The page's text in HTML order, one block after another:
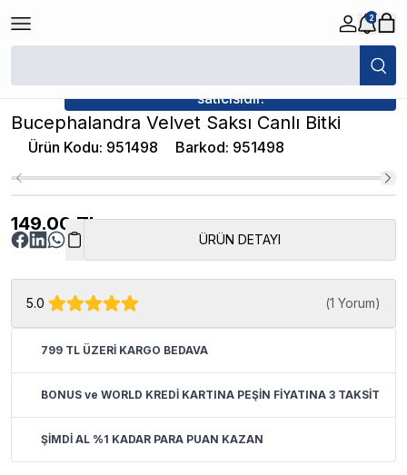
2
/
satıcısıdır.
Bucephalandra Velvet Saksı Canlı Bitki
Ürün Kodu: 951498 Barkod: 951498
149.00 TL
ÜRÜN DETAYI
5.0 (1 Yorum)
799 TL ÜZERİ KARGO BEDAVA
BONUS ve WORLD KREDİ KARTINA PEŞİN FİYATINA 3 TAKSİT
ŞİMDİ AL %1 KADAR PARA PUAN KAZAN